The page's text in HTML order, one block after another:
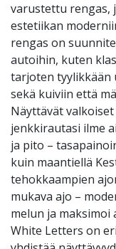
varustettu rengas,
estetiikan
rengas on
autoihin, kuten
tarjoten tyylikkään
sekä kuiviin että
Näyttävät
jenkkirautasi ilme
ja pito –
kuin maantiellä
tehokkaampien
mukava ajo –
melun ja maksimoi
White Letters on